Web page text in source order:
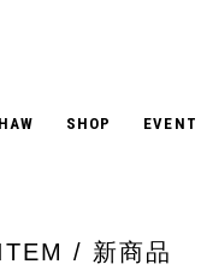
SHOP EVENT
/ 新商品